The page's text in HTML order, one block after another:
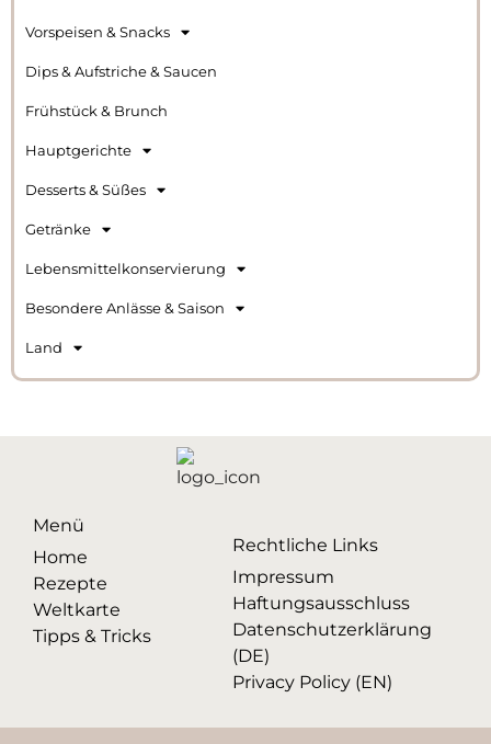
Vorspeisen & Snacks
Dips & Aufstriche & Saucen
Frühstück & Brunch
Hauptgerichte
Desserts & Süßes
Getränke
Lebensmittelkonservierung
Besondere Anlässe & Saison
Land
Menü
Home
Rezepte
Weltkarte
Tipps & Tricks
Rechtliche Links
Impressum
Haftungsausschluss
Datenschutzerklärung
(DE)
Privacy Policy (EN)